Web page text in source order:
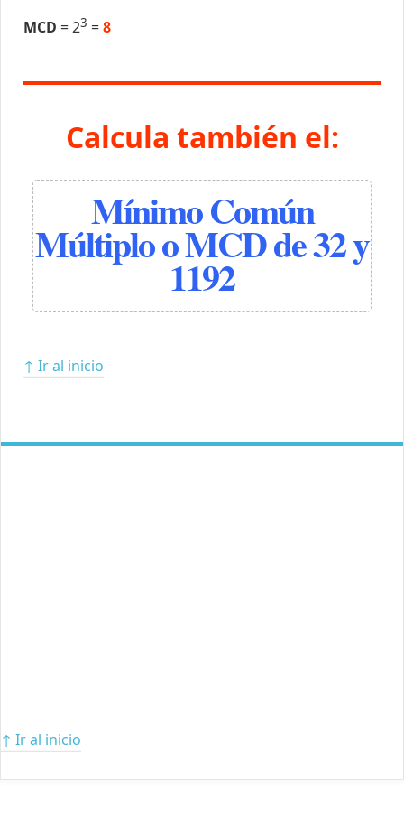
MCD = 23 =8
Calcula también el:
Mínimo Común
Múltiplo o MCD de 32 y
1192
↑ Ir al inicio
↑ Ir al inicio